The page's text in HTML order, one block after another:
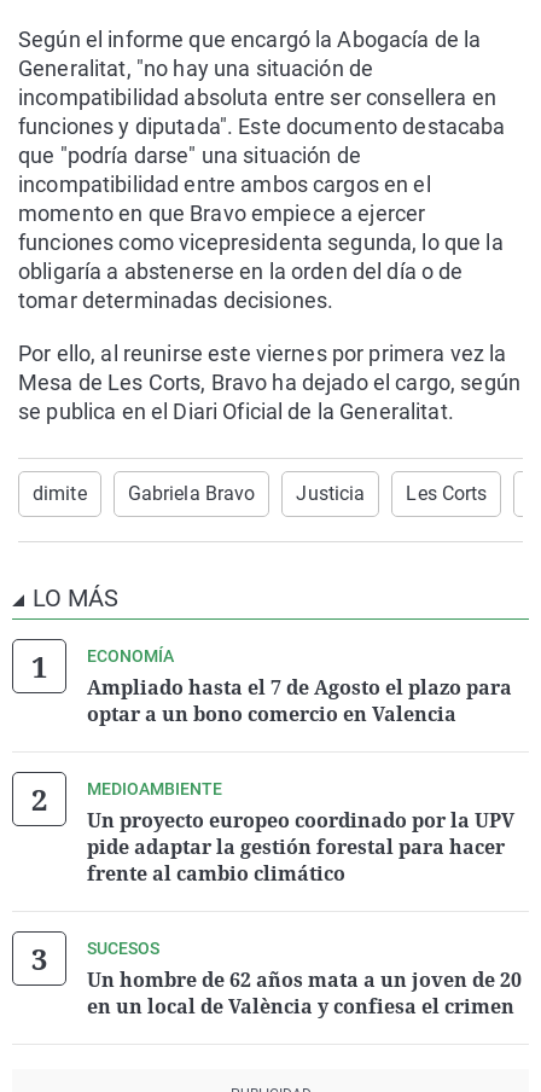
Según el informe que encargó la Abogacía de la
Generalitat, "no hay una situación de
incompatibilidad absoluta entre ser consellera en
funciones y diputada". Este documento destacaba
que "podría darse" una situación de
incompatibilidad entre ambos cargos en el
momento en que Bravo empiece a ejercer
funciones como vicepresidenta segunda, lo que la
obligaría a abstenerse en la orden del día o de
tomar determinadas decisiones.
Por ello, al reunirse este viernes por primera vez la
Mesa de Les Corts, Bravo ha dejado el cargo, según
se publica en el Diari Oficial de la Generalitat.
dimite Gabriela Bravo Justicia Les Corts
LO MÁS
ECONOMÍA
Ampliado hasta el 7 de Agosto el plazo para
optar a un bono comercio en Valencia
MEDIOAMBIENTE
Un proyecto europeo coordinado por la UPV
pide adaptar la gestión forestal para hacer
frente al cambio climático
SUCESOS
Un hombre de 62 años mata a un joven de 20
en un local de València y confiesa el crimen